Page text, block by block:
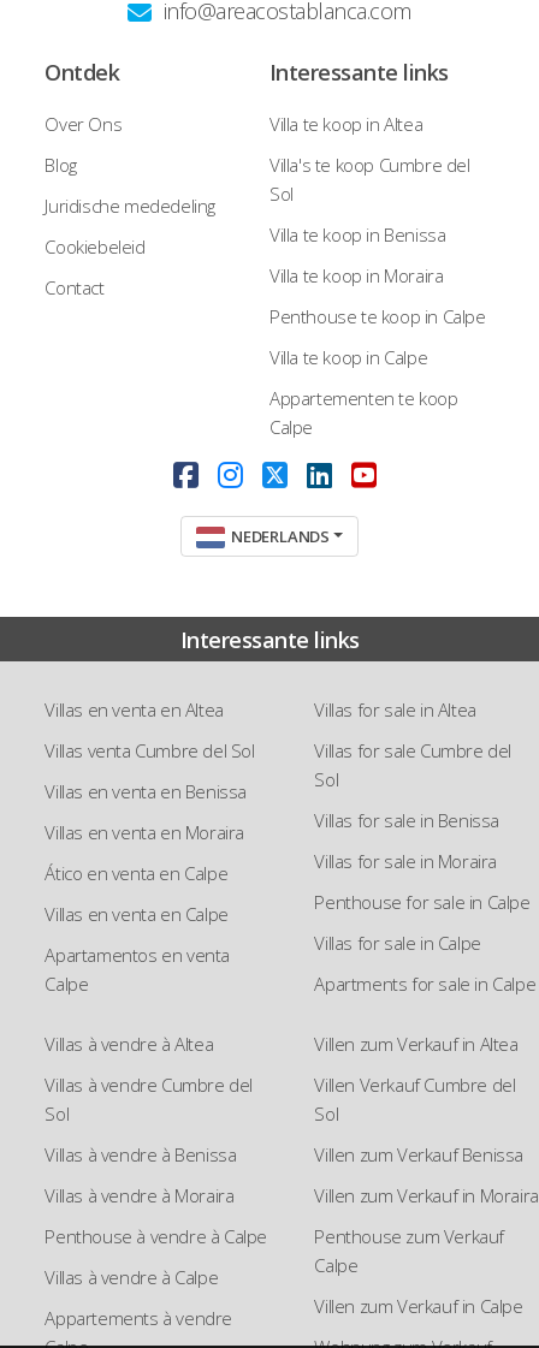
info@areacostablanca.com
Ontdek
Over Ons
Blog
Juridische mededeling
Cookiebeleid
Contact
Interessante links
Villa te koop in Altea
Villa's te koop Cumbre del
Sol
Villa te koop in Benissa
Villa te koop in Moraira
Penthouse te koop in Calpe
Villa te koop in Calpe
Appartementen te koop
Calpe
NEDERLANDS
Interessante links
Villas en venta en Altea
Villas venta Cumbre del Sol
Villas en venta en Benissa
Villas en venta en Moraira
Ático en venta en Calpe
Villas en venta en Calpe
Apartamentos en venta
Calpe
Villas for sale in Altea
Villas for sale Cumbre del
Sol
Villas for sale in Benissa
Villas for sale in Moraira
Penthouse for sale in Calpe
Villas for sale in Calpe
Apartments for sale in Calpe
Villas à vendre à Altea
Villas à vendre Cumbre del
Sol
Villas à vendre à Benissa
Villas à vendre à Moraira
Penthouse à vendre à Calpe
Villas à vendre à Calpe
Appartements à vendre
Villen zum Verkauf in Altea
Villen Verkauf Cumbre del
Sol
Villen zum Verkauf Benissa
Villen zum Verkauf in Moraira
Penthouse zum Verkauf
Calpe
Villen zum Verkauf in Calpe